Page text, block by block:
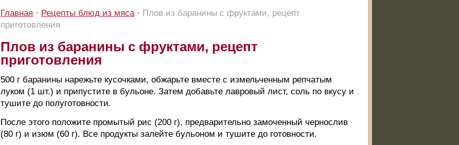
Главная • Рецепты блюд из мяса • Плов из баранины с фруктами, рецепт
приготовления
Плов из баранины с фруктами, рецепт
приготовления
500 г баранины нарежьте кусочками, обжарьте вместе с измельченным репчатым
луком (1 шт.) и припустите в бульоне. Затем добавьте лавровый лист, соль по вкусу и
тушите до полуготовности.
После этого положите промытый рис (200 г), предварительно замоченный чернослив
(80 г) и изюм (60 г). Все продукты залейте бульоном и тушите до готовности.